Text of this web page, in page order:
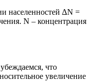
населенностей ∆N =
N – концентрация
что
увеличение